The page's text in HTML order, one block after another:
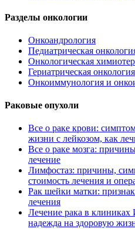
Разделы онкологии
Онкоандрология
Педиатрическая
Онкологическая
Гериатрическая онкология
Онкоиммунология и
Раковые опухоли
Все о раке крови:
жизни с лейкозом, как
Все о раке мозга:
лечение
Лимфостаз: причины,
стоимость лечения и
Рак шейки матки:
лечения
Лечение рака в клиниках
надежда на здоровую